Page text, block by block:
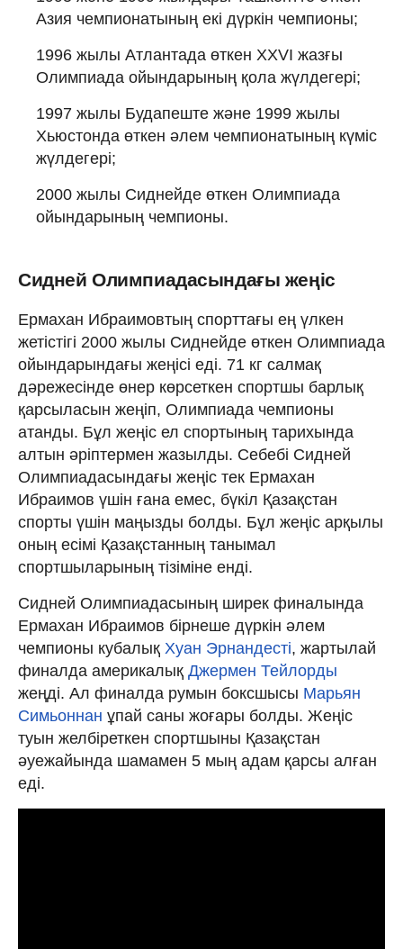
Азия чемпионатының екі дүркін чемпионы;
1996 жылы Атлантада өткен XXVI жазғы
Олимпиада ойындарының қола жүлдегері;
1997 жылы Будапеште және 1999 жылы
Хьюстонда өткен әлем чемпионатының күміс
жүлдегері;
2000 жылы Сиднейде өткен Олимпиада
ойындарының чемпионы.
Сидней Олимпиадасындағы жеңіс
Ермахан Ибраимовтың спорттағы ең үлкен
жетістігі 2000 жылы Сиднейде өткен Олимпиада
ойындарындағы жеңісі еді. 71 кг салмақ
дәрежесінде өнер көрсеткен спортшы барлық
қарсыласын жеңіп, Олимпиада чемпионы
атанды. Бұл жеңіс ел спортының тарихында
алтын әріптермен жазылды. Себебі Сидней
Олимпиадасындағы жеңіс тек Ермахан
Ибраимов үшін ғана емес, бүкіл Қазақстан
спорты үшін маңызды болды. Бұл жеңіс арқылы
оның есімі Қазақстанның танымал
спортшыларының тізіміне енді.
Сидней Олимпиадасының ширек финалында
Ермахан Ибраимов бірнеше дүркін әлем
чемпионы кубалық Хуан Эрнандесті, жартылай
финалда америкалық Джермен Тейлорды
жеңді. Ал финалда румын боксшысы Марьян
Симьоннан ұпай саны жоғары болды. Жеңіс
туын желбіреткен спортшыны Қазақстан
әуежайында шамамен 5 мың адам қарсы алған
еді.